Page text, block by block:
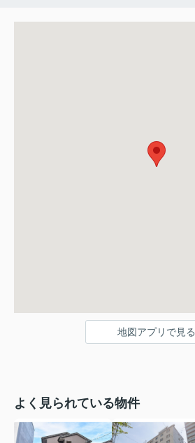
地図アプリで見る
よく見られている物件